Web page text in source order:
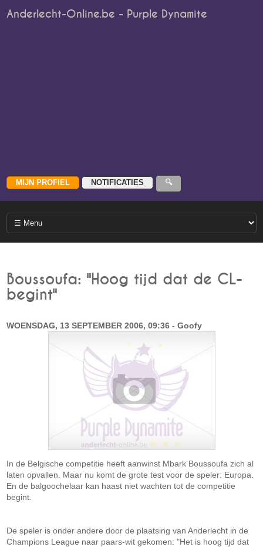
Anderlecht-Online.be - Purple Dynamite
Boussoufa: "Hoog tijd dat de CL-
begint"
WOENSDAG, 13 SEPTEMBER 2006, 09:36 - Goofy
In de Belgische competitie heeft aanwinst Mbark Boussoufa zich al
laten opvallen. Maar nu komt de grote test voor de speler: Europa.
En de balgoochelaar kan haast niet wachten tot de competitie
begint.
De speler is onder andere door de plaatsing van Anderlecht in de
Champions League naar paars-wit gekomen: "Het is hoog tijd dat